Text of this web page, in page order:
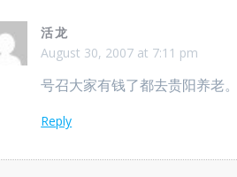
活龙
August 30, 2007 at 7:11 pm
号召大家有钱了都去贵阳养老。
Reply